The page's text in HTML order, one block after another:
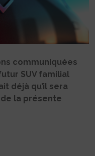
communiquées
SUV familial
déjà qu’il sera
la présente